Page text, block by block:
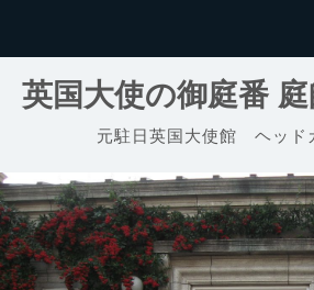
英国大使の御庭番
元駐日英国大使館 ヘッド